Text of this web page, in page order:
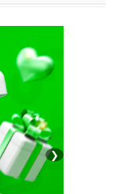
❯